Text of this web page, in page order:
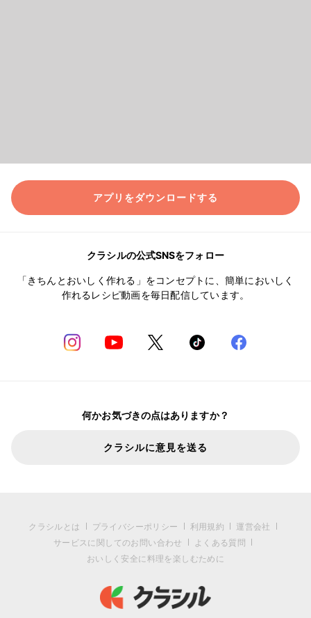
アプリをダウンロードする
クラシルの公式SNSをフォロー
「きちんとおいしく作れる」をコンセプトに、簡単においしく
作れるレシピ動画を毎日配信しています。
何かお気づきの点はありますか？
クラシルに意見を送る
クラシルとは プライバシーポリシー 利用規約
運営会社
サービスに関してのお問い合わせ
よくある質問
おいしく安全に料理を楽しむために